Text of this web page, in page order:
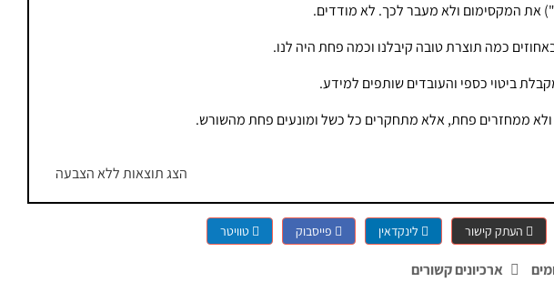
את המקסימום ולא מעבר לכך. לא מודדים.
כמה תוצרת טובה קיבלנו וכמה פחת היה לנו.
ביטוי כספי והעובדים שותפים למידע.
ולא ממחזרים פחת, אלא מתחקרים כל כשל ומונעים פחת מהשורש.
הצג תוצאות ללא הצבעה
העתק קישור לינקדאין פייסבוק טוויטר
ארכיונים קשורים